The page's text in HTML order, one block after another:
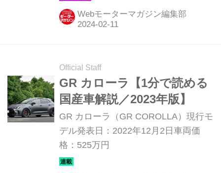
マイカーブームの立役者、日産ダット
サン・サニー1000の登場だ。（現在販
Webモーターマガジン編集部
Official Staff
GR カローラ【1分で読める
国産車解説／2023年版】
GR カローラ（GR COROLLA）現行モ
デル発表日：2022年12月2日車両価
格：525万円